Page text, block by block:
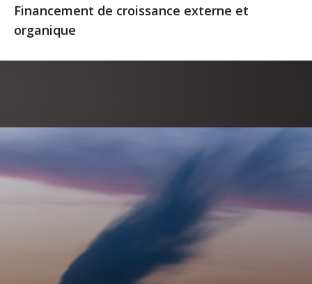
Financement de croissance externe et
organique